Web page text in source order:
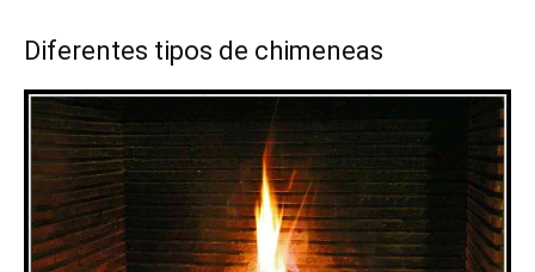
Diferentes tipos de chimeneas